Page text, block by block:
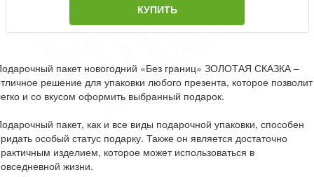
КУПИТЬ
пакет новогодний «Без границ» ЗОЛОТАЯ СКАЗКА –
решение для упаковки любого презента, которое позволит
и со вкусом оформить выбранный подарок.
пакет, как и все виды подарочной упаковки, способен
особый статус подарку. Также он является достаточно
изделием, которое может использоваться в
жизни.